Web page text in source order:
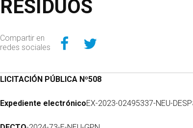
RESIDUOS
Compartir en
redes sociales
Compartir en
Compartir en
LICITACIÓN PÚBLICA Nº508
Expediente electrónicoEX-2023-02495337-NEU-